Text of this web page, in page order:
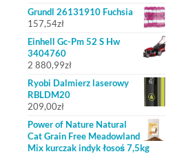
Grundl 26131910 Fuchsia
157,54zł
Einhell Gc-Pm 52 S Hw
3404760
2 880,99zł
Ryobi Dalmierz laserowy
RBLDM20
209,00zł
Power of Nature Natural
Cat Grain Free Meadowland
Mix kurczak indyk łosoś 7,5kg